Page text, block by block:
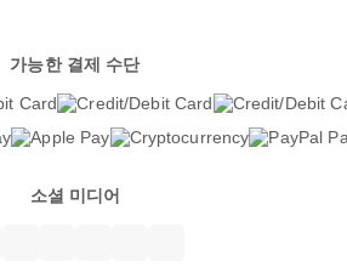
가능한 결제 수단
소셜 미디어